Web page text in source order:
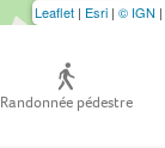
Randonnée pédestre
Leaflet | Esri | © IGN |